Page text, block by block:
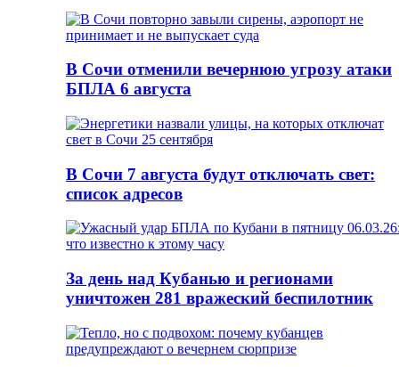
В Сочи отменили вечернюю угрозу атаки
БПЛА 6 августа
В Сочи 7 августа будут отключать свет:
список адресов
За день над Кубанью и регионами
уничтожен 281 вражеский беспилотник